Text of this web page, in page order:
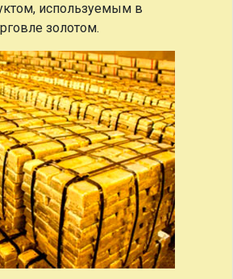
используемым в
золотом.